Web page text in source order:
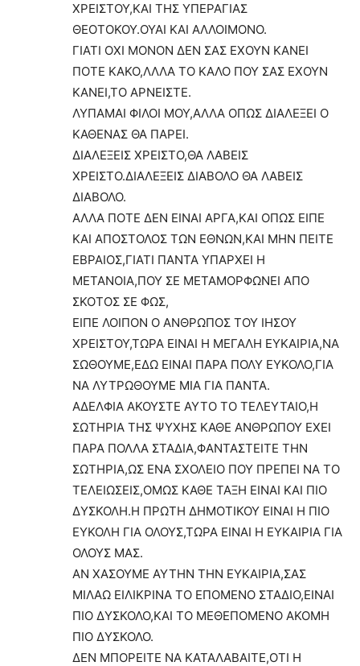
ΧΡΕΙΣΤΟΥ,ΚΑΙ ΤΗΣ ΥΠΕΡΑΓΙΑΣ
ΘΕΟΤΟΚΟΥ.ΟΥΑΙ ΚΑΙ ΑΛΛΟΙΜΟΝΟ.
ΓΙΑΤΙ ΟΧΙ ΜΟΝΟΝ ΔΕΝ ΣΑΣ ΕΧΟΥΝ ΚΑΝΕΙ
ΠΟΤΕ ΚΑΚΟ,ΛΛΛΑ ΤΟ ΚΑΛΟ ΠΟΥ ΣΑΣ ΕΧΟΥΝ
ΚΑΝΕΙ,ΤΟ ΑΡΝΕΙΣΤΕ.
ΛΥΠΑΜΑΙ ΦΙΛΟΙ ΜΟΥ,ΑΛΛΑ ΟΠΩΣ ΔΙΑΛΕΞΕΙ Ο
ΚΑΘΕΝΑΣ ΘΑ ΠΑΡΕΙ.
ΔΙΑΛΕΞΕΙΣ ΧΡΕΙΣΤΟ,ΘΑ ΛΑΒΕΙΣ
ΧΡΕΙΣΤΟ.ΔΙΑΛΕΞΕΙΣ ΔΙΑΒΟΛΟ ΘΑ ΛΑΒΕΙΣ
ΔΙΑΒΟΛΟ.
ΑΛΛΑ ΠΟΤΕ ΔΕΝ ΕΙΝΑΙ ΑΡΓΑ,ΚΑΙ ΟΠΩΣ ΕΙΠΕ
ΚΑΙ ΑΠΟΣΤΟΛΟΣ ΤΩΝ ΕΘΝΩΝ,ΚΑΙ ΜΗΝ ΠΕΙΤΕ
ΕΒΡΑΙΟΣ,ΓΙΑΤΙ ΠΑΝΤΑ ΥΠΑΡΧΕΙ Η
ΜΕΤΑΝΟΙΑ,ΠΟΥ ΣΕ ΜΕΤΑΜΟΡΦΩΝΕΙ ΑΠΟ
ΣΚΟΤΟΣ ΣΕ ΦΩΣ,
ΕΙΠΕ ΛΟΙΠΟΝ Ο ΑΝΘΡΩΠΟΣ ΤΟΥ ΙΗΣΟΥ
ΧΡΕΙΣΤΟΥ,ΤΩΡΑ ΕΙΝΑΙ Η ΜΕΓΑΛΗ ΕΥΚΑΙΡΙΑ,ΝΑ
ΣΩΘΟΥΜΕ,ΕΔΩ ΕΙΝΑΙ ΠΑΡΑ ΠΟΛΥ ΕΥΚΟΛΟ,ΓΙΑ
ΝΑ ΛΥΤΡΩΘΟΥΜΕ ΜΙΑ ΓΙΑ ΠΑΝΤΑ.
ΑΔΕΛΦΙΑ ΑΚΟΥΣΤΕ ΑΥΤΟ ΤΟ ΤΕΛΕΥΤΑΙΟ,Η
ΣΩΤΗΡΙΑ ΤΗΣ ΨΥΧΗΣ ΚΑΘΕ ΑΝΘΡΩΠΟΥ ΕΧΕΙ
ΠΑΡΑ ΠΟΛΛΑ ΣΤΑΔΙΑ,ΦΑΝΤΑΣΤΕΙΤΕ ΤΗΝ
ΣΩΤΗΡΙΑ,ΩΣ ΕΝΑ ΣΧΟΛΕΙΟ ΠΟΥ ΠΡΕΠΕΙ ΝΑ ΤΟ
ΤΕΛΕΙΩΣΕΙΣ,ΟΜΩΣ ΚΑΘΕ ΤΑΞΗ ΕΙΝΑΙ ΚΑΙ ΠΙΟ
ΔΥΣΚΟΛΗ.Η ΠΡΩΤΗ ΔΗΜΟΤΙΚΟΥ ΕΙΝΑΙ Η ΠΙΟ
ΕΥΚΟΛΗ ΓΙΑ ΟΛΟΥΣ,ΤΩΡΑ ΕΙΝΑΙ Η ΕΥΚΑΙΡΙΑ ΓΙΑ
ΟΛΟΥΣ ΜΑΣ.
ΑΝ ΧΑΣΟΥΜΕ ΑΥΤΗΝ ΤΗΝ ΕΥΚΑΙΡΙΑ,ΣΑΣ
ΜΙΛΑΩ ΕΙΛΙΚΡΙΝΑ ΤΟ ΕΠΟΜΕΝΟ ΣΤΑΔΙΟ,ΕΙΝΑΙ
ΠΙΟ ΔΥΣΚΟΛΟ,ΚΑΙ ΤΟ ΜΕΘΕΠΟΜΕΝΟ ΑΚΟΜΗ
ΠΙΟ ΔΥΣΚΟΛΟ.
ΔΕΝ ΜΠΟΡΕΙΤΕ ΝΑ ΚΑΤΑΛΑΒΑΙΤΕ,ΟΤΙ Η